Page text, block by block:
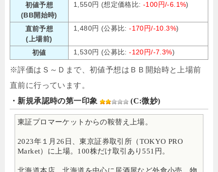
初値予想
(BB開始時)
1,550円 (想定価格比: -100円/-6.1%)
直前予想
(上場前)
1,480円 (公募比:-170円/-10.3%)
初値 1,530円 (公募比:-120円/-7.3%)
※評価はＳ～Ｄまで、初値予想はＢＢ開始時と上場前
直前に行っています。
・新規承認時の第一印象
(C:微妙)
東証プロマーケットからの鞍替え上場。
2023年１月26日、東京証券取引所（TOKYO PRO
Market）に上場。100株だけ取引あり551円。